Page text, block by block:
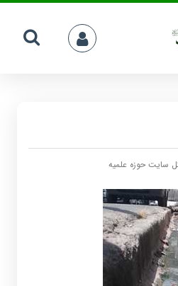
سایت حوزه علمیه